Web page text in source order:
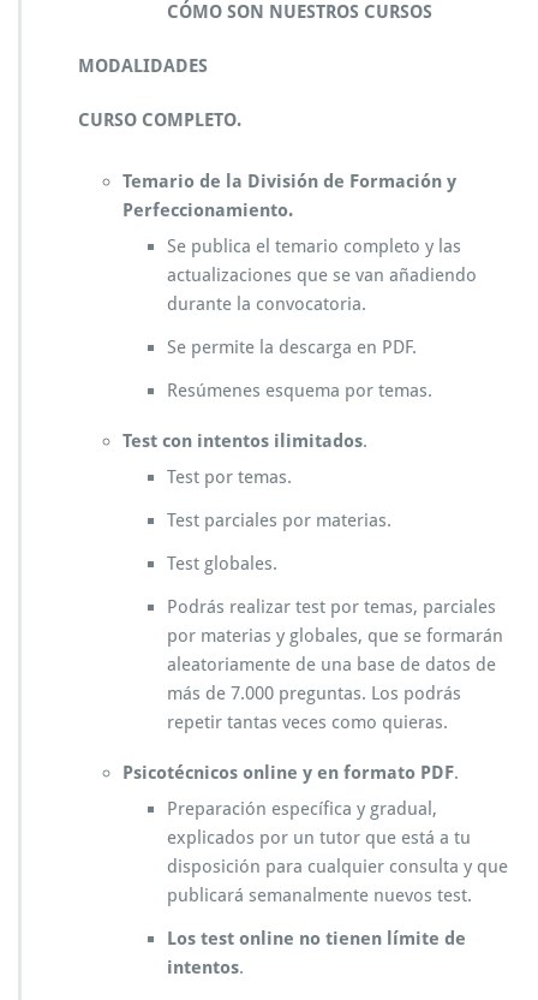
CÓMO SON NUESTROS CURSOS
MODALIDADES
CURSO COMPLETO.
Temario de la División de Formación y
Perfeccionamiento.
Se publica el temario completo y las
actualizaciones que se van añadiendo
durante la convocatoria.
Se permite la descarga en PDF.
Resúmenes esquema por temas.
Test con intentos ilimitados.
Test por temas.
Test parciales por materias.
Test globales.
Podrás realizar test por temas, parciales
por materias y globales, que se formarán
aleatoriamente de una base de datos de
más de 7.000 preguntas. Los podrás
repetir tantas veces como quieras.
Psicotécnicos online y en formato PDF.
Preparación específica y gradual,
explicados por un tutor que está a tu
disposición para cualquier consulta y que
publicará semanalmente nuevos test.
Los test online no tienen límite de
intentos.